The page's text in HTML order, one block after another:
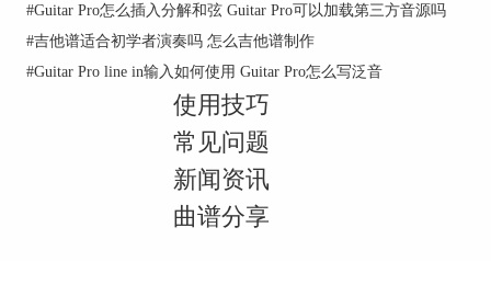
#Guitar Pro怎么插入分解和弦 Guitar Pro可以加载第三方音源吗
#吉他谱适合初学者演奏吗 怎么吉他谱制作
#Guitar Pro line in输入如何使用 Guitar Pro怎么写泛音
使用技巧
常见问题
新闻资讯
曲谱分享